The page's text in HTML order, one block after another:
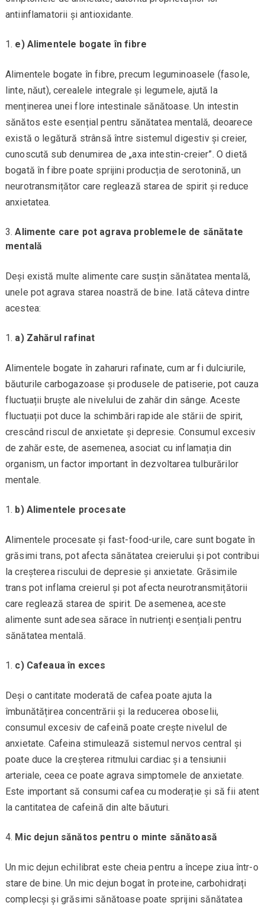
antiinflamatorii și antioxidante.
e) Alimentele bogate în fibre
Alimentele bogate în fibre, precum leguminoasele (fasole,
linte, năut), cerealele integrale și legumele, ajută la
menținerea unei flore intestinale sănătoase. Un intestin
sănătos este esențial pentru sănătatea mentală, deoarece
există o legătură strânsă între sistemul digestiv și creier,
cunoscută sub denumirea de „axa intestin-creier”. O dietă
bogată în fibre poate sprijini producția de serotonină, un
neurotransmițător care reglează starea de spirit și reduce
anxietatea.
Alimente care pot agrava problemele de sănătate
mentală
Deși există multe alimente care susțin sănătatea mentală,
unele pot agrava starea noastră de bine. Iată câteva dintre
acestea:
a) Zahărul rafinat
Alimentele bogate în zaharuri rafinate, cum ar fi dulciurile,
băuturile carbogazoase și produsele de patiserie, pot cauza
fluctuații bruște ale nivelului de zahăr din sânge. Aceste
fluctuații pot duce la schimbări rapide ale stării de spirit,
crescând riscul de anxietate și depresie. Consumul excesiv
de zahăr este, de asemenea, asociat cu inflamația din
organism, un factor important în dezvoltarea tulburărilor
mentale.
b) Alimentele procesate
Alimentele procesate și fast-food-urile, care sunt bogate în
grăsimi trans, pot afecta sănătatea creierului și pot contribui
la creșterea riscului de depresie și anxietate. Grăsimile
trans pot inflama creierul și pot afecta neurotransmițătorii
care reglează starea de spirit. De asemenea, aceste
alimente sunt adesea sărace în nutrienți esențiali pentru
sănătatea mentală.
c) Cafeaua în exces
Deși o cantitate moderată de cafea poate ajuta la
îmbunătățirea concentrării și la reducerea oboselii,
consumul excesiv de cafeină poate crește nivelul de
anxietate. Cafeina stimulează sistemul nervos central și
poate duce la creșterea ritmului cardiac și a tensiunii
arteriale, ceea ce poate agrava simptomele de anxietate.
Este important să consumi cafea cu moderație și să fii atent
la cantitatea de cafeină din alte băuturi.
Mic dejun sănătos pentru o minte sănătoasă
Un mic dejun echilibrat este cheia pentru a începe ziua într-o
stare de bine. Un mic dejun bogat în proteine, carbohidrați
complecși și grăsimi sănătoase poate sprijini sănătatea